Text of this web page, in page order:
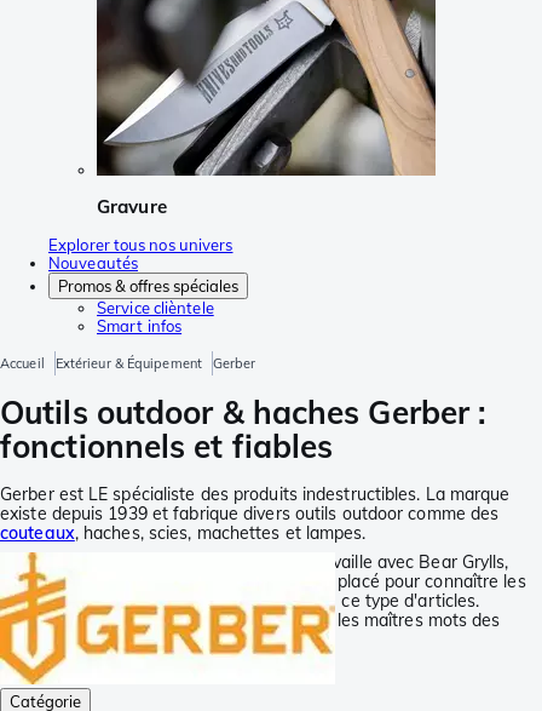
Gravure
Explorer tous nos univers
Nouveautés
Promos & offres spéciales
Service clièntele
Smart infos
Accueil Extérieur & Équipement Gerber
Outils outdoor & haches Gerber :
fonctionnels et fiables
Gerber est LE spécialiste des produits indestructibles. La marque
existe depuis 1939 et fabrique divers outils outdoor comme des
couteaux, haches, scies, machettes et lampes.
Depuis plusieurs années, cette marque travaille avec Bear Grylls,
expert en survie. Chez Gerber on est donc placé pour connaître les
exigences attendues par les utilisateurs de ce type d'articles.
Robustesse, fonctionnalité et fiabilité dont les maîtres mots des
articles Gerber.
Catégorie